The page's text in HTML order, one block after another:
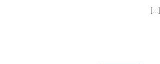
[...]